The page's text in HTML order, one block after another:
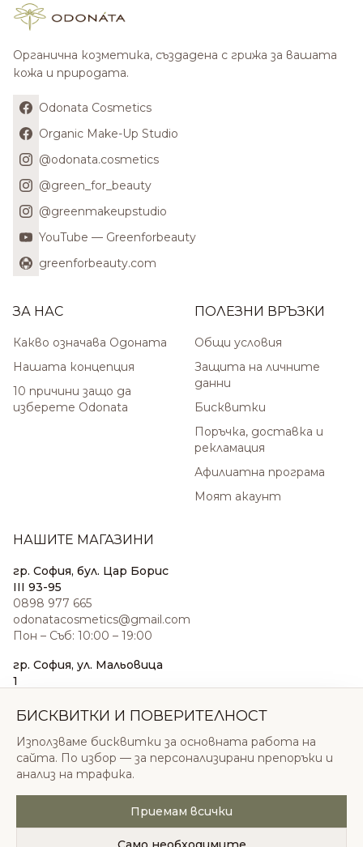
Органична козметика, създадена с грижа за вашата
кожа и природата.
Odonata Cosmetics
Organic Make-Up Studio
@odonata.cosmetics
@green_for_beauty
@greenmakeupstudio
YouTube — Greenforbeauty
greenforbeauty.com
ЗА НАС
Какво означава Одоната
Нашата концепция
10 причини защо да
изберете Odonata
ПОЛЕЗНИ ВРЪЗКИ
Общи условия
Защита на личните
данни
Бисквитки
Поръчка, доставка и
рекламация
Афилиатна програма
Моят акаунт
НАШИТЕ МАГАЗИНИ
гр. София, бул. Цар Борис
III 93-95
0898 977 665
odonatacosmetics@gmail.com
Пон – Съб: 10:00 – 19:00
гр. София, ул. Мальовица
1
sales@odonatacosmetics.com
Нед: 11:00 – 18:00
© 2026 Одоната Козметикс ООД. Всички права
запазени.
БИСКВИТКИ И ПОВЕРИТЕЛНОСТ
Използваме бисквитки за основната работа на
сайта. По избор — за персонализирани препоръки и
анализ на трафика.
Приемам всички